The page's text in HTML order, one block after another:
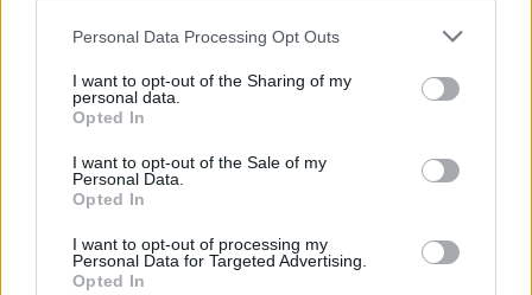
Please note that this website/app uses one or more Google
not limited to your visit or usage behaviour. You may click to
grant or deny consent to Google and its third-party tags to
use your data for below specified purposes in below Google
consent section.
Personal Data Processing Opt Outs
I want to opt-out of the Sharing of my
personal data.
Opted In
I want to opt-out of the Sale of my
Personal Data.
Opted In
I want to opt-out of processing my
Personal Data for Targeted Advertising.
Opted In
Κλιματισμός
Τηλεόραση
Ψυγείο
Σεσουάρ